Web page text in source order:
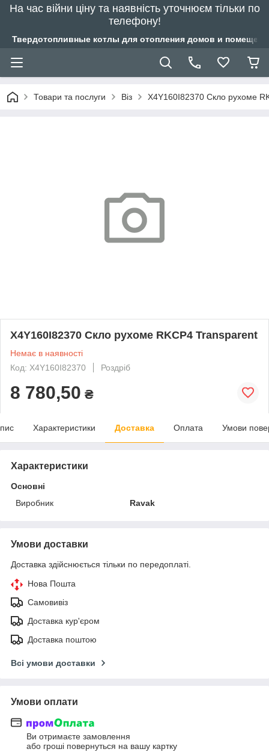
На час війни ціну та наявність уточнюєм тільки по
телефону!
Твердотопливные котлы для отопления домов и
Товари та послуги Віз X4Y160I82370 Cкло рухоме
X4Y160I82370 Cкло рухоме RKCP4 Transparent
Немає в наявності
Код: X4Y160I82370
Роздріб
8 780,50 ₴
Характеристики Доставка Оплата Умови
Характеристики
Основні
Виробник
Ravak
Умови доставки
Доставка здійснюється тільки по передоплаті.
Нова Пошта
Самовивіз
Доставка кур'єром
Доставка поштою
Всі умови доставки
Умови оплати
Ви отримаєте замовлення
або гроші повернуться на вашу картку